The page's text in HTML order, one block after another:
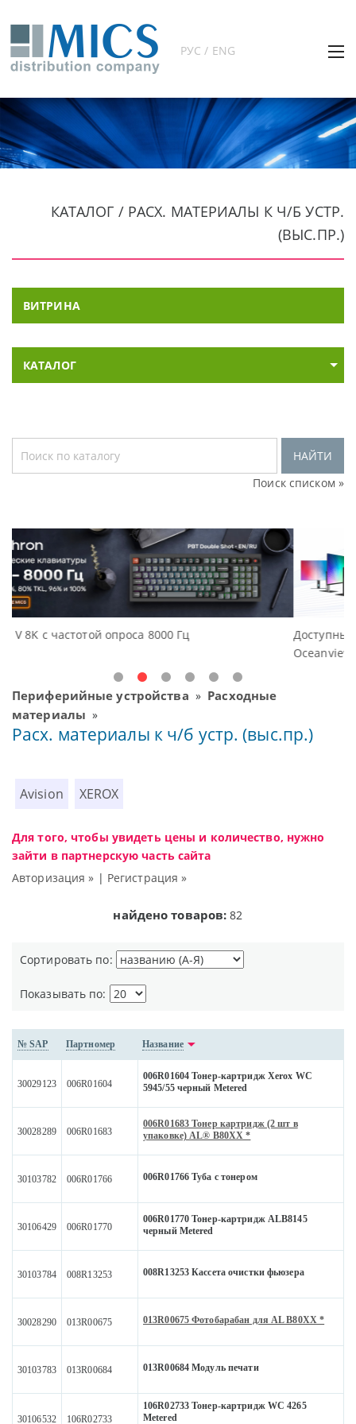
РУС / ENG
КАТАЛОГ / РАСХ. МАТЕРИАЛЫ К Ч/Б УСТР.
(ВЫС.ПР.)
ВИТРИНА
КАТАЛОГ
НАЙТИ
Поиск списком »
Доступные решения начального уровня,
Периферийные устройства » Расходные
материалы »
Расх. материалы к ч/б устр. (выс.пр.)
Avision XEROX
Для того, чтобы увидеть цены и количество, нужно
зайти в партнерскую часть сайта
Авторизация » | Регистрация »
найдено товаров: 82
Сортировать по:
Показывать по:
№ SAP Партномер Название
30029123 006R01604
006R01604 Тонер-картридж Xerox WC
5945/55 черный Metered
30028289 006R01683
006R01683 Тонер картридж (2 шт в
упаковке) AL® B80XX *
30103782 006R01766 006R01766 Туба с тонером
30106429 006R01770
006R01770 Тонер-картридж ALB8145
черный Metered
30103784 008R13253 008R13253 Кассета очистки фьюзера
30028290 013R00675 013R00675 Фотобарабан для AL B80XX *
30103783 013R00684 013R00684 Модуль печати
30106532 106R02733
106R02733 Тонер-картридж WC 4265
Metered